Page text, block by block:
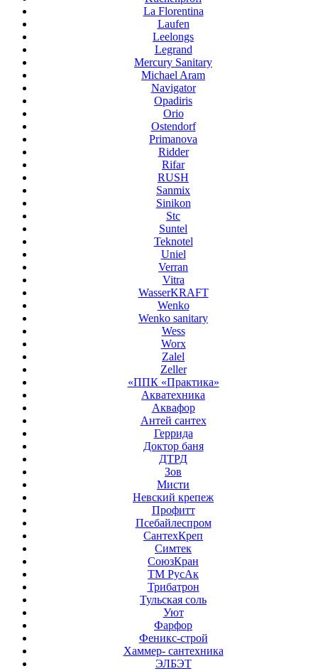
La Florentina
Laufen
Leelongs
Legrand
Mercury Sanitary
Michael Aram
Navigator
Opadiris
Orio
Ostendorf
Primanova
Ridder
Rifar
RUSH
Sanmix
Sinikon
Stc
Suntel
Teknotel
Uniel
Verran
Vitra
WasserKRAFT
Wenko
Wenko sanitary
Wess
Worx
Zalel
Zeller
«ППК «Практика»
Акватехника
Аквафор
Антей сантех
Геррида
Доктор баня
ДТРД
Зов
Мисти
Невский крепеж
Профитт
Псебайлеспром
СантехКреп
Симтек
СоюзКран
ТМ РусАк
Трибатрон
Тульская соль
Уют
Фарфор
Феникс-строй
Хаммер- сантехника
ЭЛБЭТ